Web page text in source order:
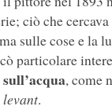
ciò che cercava
sulle cose e la
particolare
, come
.